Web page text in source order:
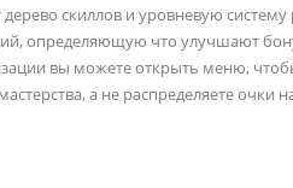
скиллов и уровневую
определяющую что улучшают
вы можете открыть меню,
а не распределяете очки